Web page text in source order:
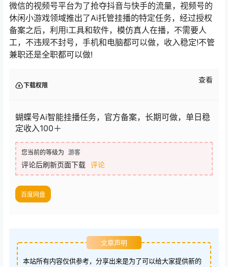
微信的视频号平台为了抢夺抖音与快手的流量，视频号的
休闲小游戏领域推出了Ai托管挂播的特定任务，经过授权
备案之后，利用i工具和软件，模仿真人在播，不需要人
工，不违规不封号，手机和电脑都可以做，收入稳定!不管
兼职还是全职都可以做!
下载权限
查看
蝴蝶号Ai智能挂播任务，官方备案，长期可做，单日稳
定收入100＋
您当前的等级为 游客
评论后刷新页面下载 评论
百度网盘
文章声明
本站所有内容仅供参考，分享出来是为了可以给大家提供新的